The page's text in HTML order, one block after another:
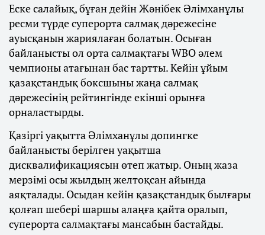
Еске салайық, бұған дейін Жәнібек Әлімханұлы
ресми түрде суперорта салмақ дәрежесіне
ауысқанын жариялаған болатын. Осыған
байланысты ол орта салмақтағы WBO әлем
чемпионы атағынан бас тартты. Кейін ұйым
қазақстандық боксшыны жаңа салмақ
дәрежесінің рейтингінде екінші орынға
орналастырды.
Қазіргі уақытта Әлімханұлы допингке
байланысты берілген уақытша
дисквалификациясын өтеп жатыр. Оның жаза
мерзімі осы жылдың желтоқсан айында
аяқталады. Осыдан кейін қазақстандық былғары
қолғап шебері шаршы алаңға қайта оралып,
суперорта салмақтағы мансабын бастайды.